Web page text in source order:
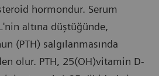
hormondur. Serum
altına düştüğünde,
(PTH) salgılanmasında
olur. PTH, 25(OH)vitamin D-